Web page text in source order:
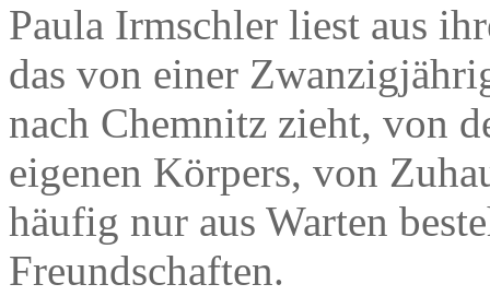
Paula Irmschler liest aus
das von einer
nach Chemnitz zieht, von
eigenen Körpers, von
häufig nur aus Warten
Freundschaften.